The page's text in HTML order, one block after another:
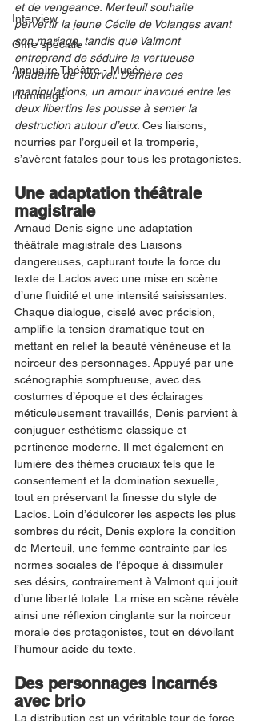
Interview
Offre spéciale
Annuaire Théâtre - Musée
Hommage
et de vengeance. Merteuil souhaite
pervertir la jeune Cécile de Volanges avant
son mariage, tandis que Valmont
entreprend de séduire la vertueuse
Madame de Tourvel. Derrière ces
manipulations, un amour inavoué entre les
deux libertins les pousse à semer la
destruction autour d’eux. Ces liaisons,
nourries par l’orgueil et la tromperie,
s’avèrent fatales pour tous les protagonistes.
Une adaptation théâtrale
magistrale
Arnaud Denis signe une adaptation
théâtrale magistrale des Liaisons
dangereuses, capturant toute la force du
texte de Laclos avec une mise en scène
d’une fluidité et une intensité saisissantes.
Chaque dialogue, ciselé avec précision,
amplifie la tension dramatique tout en
mettant en relief la beauté vénéneuse et la
noirceur des personnages. Appuyé par une
scénographie somptueuse, avec des
costumes d’époque et des éclairages
méticuleusement travaillés, Denis parvient à
conjuguer esthétisme classique et
pertinence moderne. Il met également en
lumière des thèmes cruciaux tels que le
consentement et la domination sexuelle,
tout en préservant la finesse du style de
Laclos. Loin d’édulcorer les aspects les plus
sombres du récit, Denis explore la condition
de Merteuil, une femme contrainte par les
normes sociales de l’époque à dissimuler
ses désirs, contrairement à Valmont qui jouit
d’une liberté totale. La mise en scène révèle
ainsi une réflexion cinglante sur la noirceur
morale des protagonistes, tout en dévoilant
l’humour acide du texte.
Des personnages incarnés
avec brio
La distribution est un véritable tour de force,